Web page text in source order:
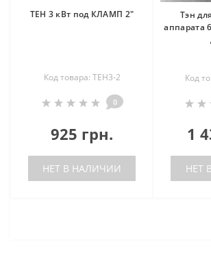
ТЕН 3 кВт под КЛАМП 2"
Код товара: ТЕН3-2
0
925 грн.
НЕТ В НАЛИЧИИ
Тэн
аппарата
Код
1
НЕТ